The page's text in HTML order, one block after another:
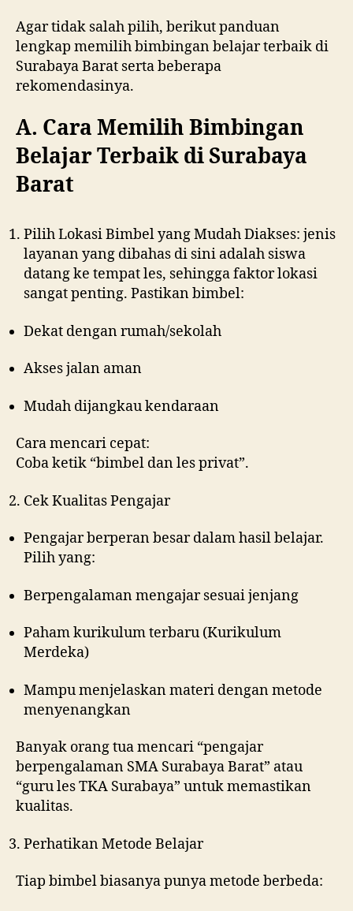
Agar tidak salah pilih, berikut panduan
lengkap memilih bimbingan belajar terbaik di
Surabaya Barat serta beberapa
rekomendasinya.
A. Cara Memilih Bimbingan
Belajar Terbaik di Surabaya
Barat
Pilih Lokasi Bimbel yang Mudah Diakses: jenis
layanan yang dibahas di sini adalah siswa
datang ke tempat les, sehingga faktor lokasi
sangat penting. Pastikan bimbel:
Dekat dengan rumah/sekolah
Akses jalan aman
Mudah dijangkau kendaraan
Cara mencari cepat:
Coba ketik “bimbel dan les privat”.
Cek Kualitas Pengajar
Pengajar berperan besar dalam hasil belajar.
Pilih yang:
Berpengalaman mengajar sesuai jenjang
Paham kurikulum terbaru (Kurikulum
Merdeka)
Mampu menjelaskan materi dengan metode
menyenangkan
Banyak orang tua mencari “pengajar
berpengalaman SMA Surabaya Barat” atau
“guru les TKA Surabaya” untuk memastikan
kualitas.
Perhatikan Metode Belajar
Tiap bimbel biasanya punya metode berbeda: